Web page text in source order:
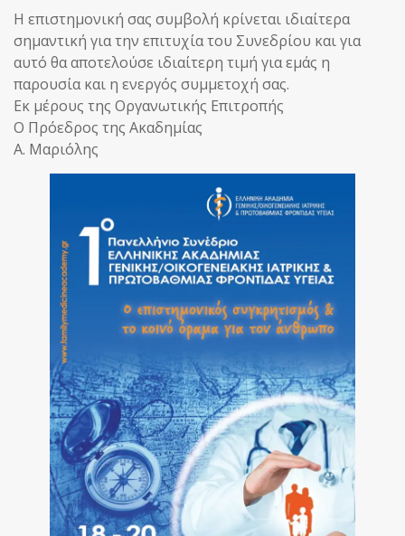
Η επιστημονική σας συμβολή κρίνεται ιδιαίτερα
σημαντική για την επιτυχία του Συνεδρίου και για
αυτό θα αποτελούσε ιδιαίτερη τιμή για εμάς η
παρουσία και η ενεργός συμμετοχή σας.
Εκ μέρους της Οργανωτικής Επιτροπής
Ο Πρόεδρος της Ακαδημίας
Α. Μαριόλης